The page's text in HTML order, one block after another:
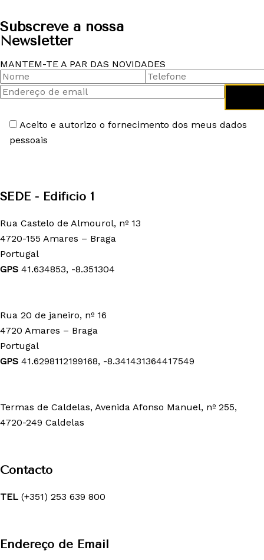
Subscreve a nossa
Newsletter
MANTEM-TE A PAR DAS NOVIDADES
Aceito e autorizo o fornecimento dos meus dados
pessoais
SEDE - Edifício 1
Rua Castelo de Almourol, nº 13
4720-155 Amares – Braga
Portugal
GPS 41.634853, -8.351304
Rua 20 de janeiro, nº 16
4720 Amares – Braga
Portugal
GPS 41.6298112199168, -8.341431364417549
Termas de Caldelas, Avenida Afonso Manuel, nº 255,
4720-249 Caldelas
Contacto
TEL (+351) 253 639 800
Endereço de Email